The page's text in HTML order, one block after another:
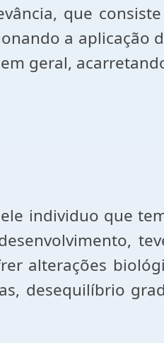
que
a aplicação
geral,
individuo que
alterações
desequilíbrio